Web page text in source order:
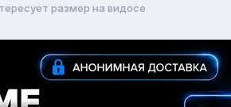
размер на видосе